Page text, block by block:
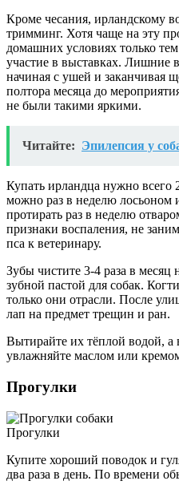
Кроме чесания, ирландскому
тримминг. Хотя чаще на эту
домашних условиях только
участие в выставках. Лишние
начиная с ушей и заканчивая
полтора месяца до
не были такими яркими.
Читайте: Эпилепсия у
Купать ирландца нужно всего
можно раз в неделю лосьоном
протирать раз в неделю
признаки воспаления, не
пса к ветеринару.
Зубы чистите 3-4 раза в
зубной пастой для собак.
только они отрасли. После
лап на предмет трещин и ран.
Вытирайте их тёплой водой, а
увлажняйте маслом или
Прогулки
Прогулки
Купите хороший поводок и
два раза в день. По времени